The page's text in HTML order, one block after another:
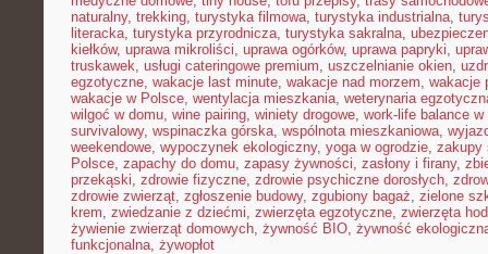
naturalny, trekking, turystyka filmowa, turystyka industrialna,
literacka, turystyka przyrodnicza, turystyka sakralna,
kiełków, uprawa mikroliści, uprawa ogórków, uprawa papryki,
truskawek, usługi cateringowe premium, uszczelnianie okien,
egzotyczne, wakacje last minute, wakacje nad morzem, wakacje
wakacje w Polsce, wentylacja mieszkania, weterynaria
wilgoć w domu, wine pairing, winiety drogowe, work-life balance w
survivalowy, wspinaczka górska, wspólnota mieszkaniowa,
weekendowe, wypoczynek ekologiczny, yoga w ogrodzie, zakupy
Polsce, zapachy do domu, zapasy żywności, zasłony i firany,
przekąski, zdrowie fizyczne, zdrowie psychiczne dorosłych,
zdrowie zwierząt, zgłoszenie budowy, zgubiony bagaż, zielone
krem, zwiedzanie z dziećmi, zwierzęta egzotyczne, zwierzęta
żywienie zwierząt domowych, żywność BIO, żywność
funkcjonalna, żywopłot